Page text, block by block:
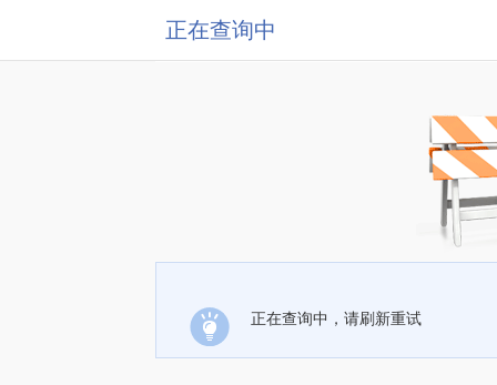
正在查询中
正在查询中，请刷新重试